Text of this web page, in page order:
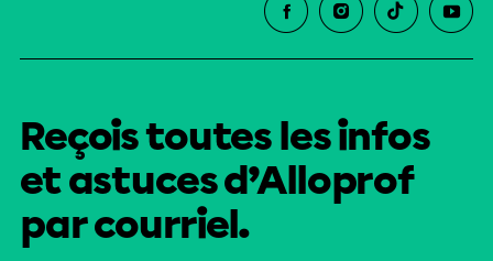
Reçois toutes les infos
et astuces d’Alloprof
par courriel.